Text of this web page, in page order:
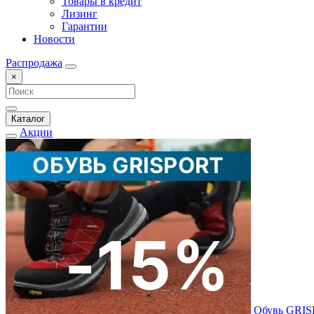
Лизинг
Гарантии
Новости
Распродажа
×
Каталог
Акции
Обувь